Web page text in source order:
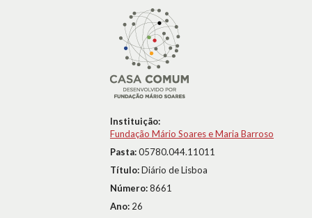
Instituição:
Fundação Mário Soares e Maria Barroso
Pasta:05780.044.11011
Título:Diário de Lisboa
Número:8661
Ano: 26